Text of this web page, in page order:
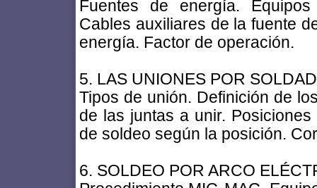
Fuentes de energía.
Cables auxiliares de la fuente
energía. Factor de operación.
5. LAS UNIONES POR
Tipos de unión. Definición de
de las juntas a unir.
de soldeo según la posición.
6. SOLDEO POR ARCO